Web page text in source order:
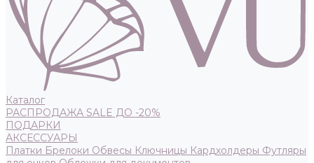
Каталог
РАСПРОДАЖА SALE ДО -20%
ПОДАРКИ
АКСЕССУАРЫ
Платки Брелоки Обвесы Ключницы Кардхолдеры Футляры